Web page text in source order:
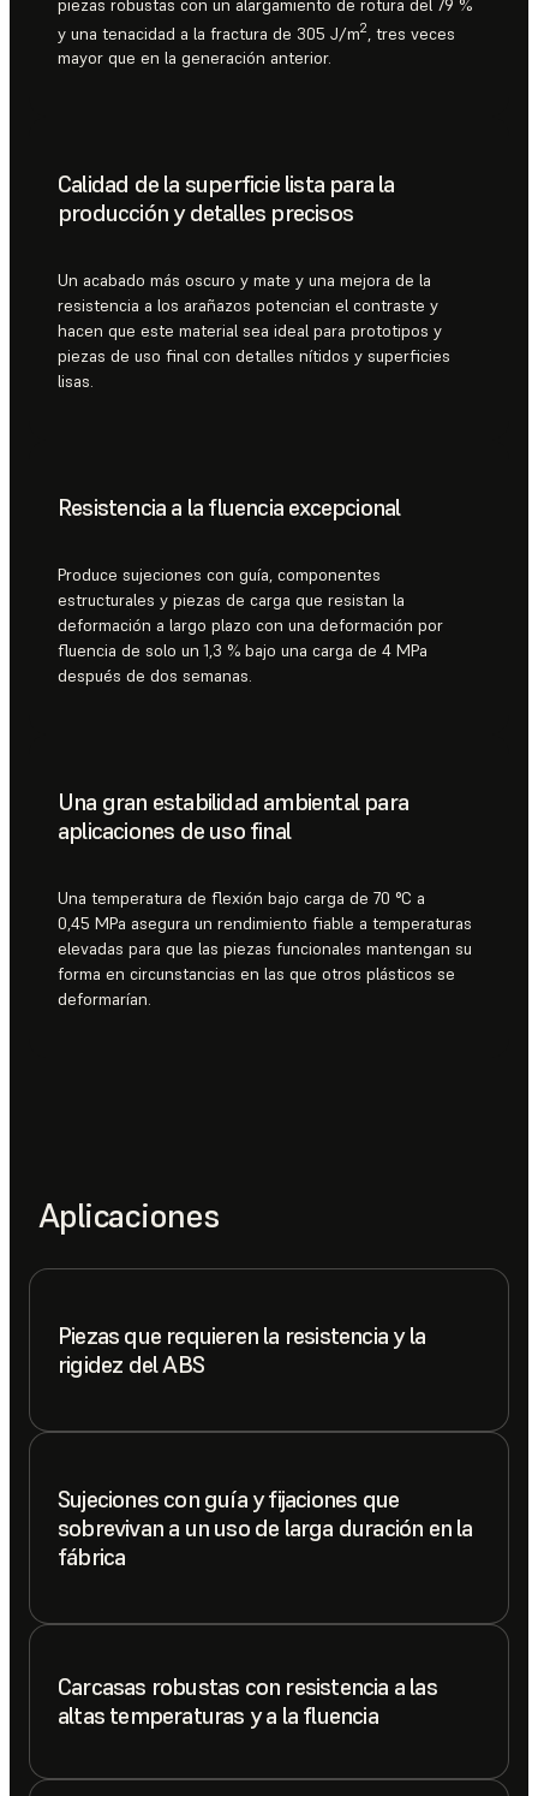
y una tenacidad a la fractura de 305 J/m2 , tres veces
mayor que en la generación anterior.
Calidad de la superficie lista para la
producción y detalles precisos
Un acabado más oscuro y mate y una mejora de la
resistencia a los arañazos potencian el contraste y
hacen que este material sea ideal para prototipos y
piezas de uso final con detalles nítidos y superficies
lisas.
Resistencia a la fluencia excepcional
Produce sujeciones con guía, componentes
estructurales y piezas de carga que resistan la
deformación a largo plazo con una deformación por
fluencia de solo un 1,3 % bajo una carga de 4 MPa
después de dos semanas.
Una gran estabilidad ambiental para
aplicaciones de uso final
Una temperatura de flexión bajo carga de 70 °C a
0,45 MPa asegura un rendimiento fiable a temperaturas
elevadas para que las piezas funcionales mantengan su
forma en circunstancias en las que otros plásticos se
deformarían.
Aplicaciones
Piezas que requieren la resistencia y la
rigidez del ABS
Sujeciones con guía y fijaciones que
sobrevivan a un uso de larga duración en la
fábrica
Carcasas robustas con resistencia a las
altas temperaturas y a la fluencia